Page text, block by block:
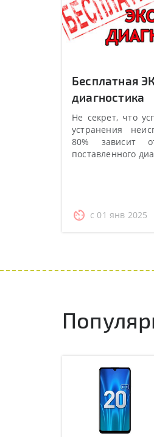
Бесплатная
диагностика
Не секрет, что
устранения
80% зависит
поставленного
с 01 янв 2025